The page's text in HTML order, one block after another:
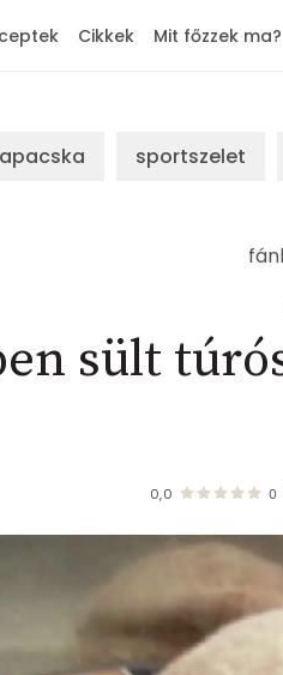
Cikkek Mit főzzek ma?
sportszelet
sült
0,0 0